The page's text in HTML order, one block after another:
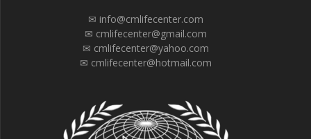
✉ info@cmlifecenter.com
✉ cmlifecenter@gmail.com
✉ cmlifecenter@yahoo.com
✉ cmlifecenter@hotmail.com